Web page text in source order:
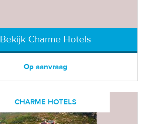
Bekijk Charme Hotels
Op aanvraag
CHARME HOTELS